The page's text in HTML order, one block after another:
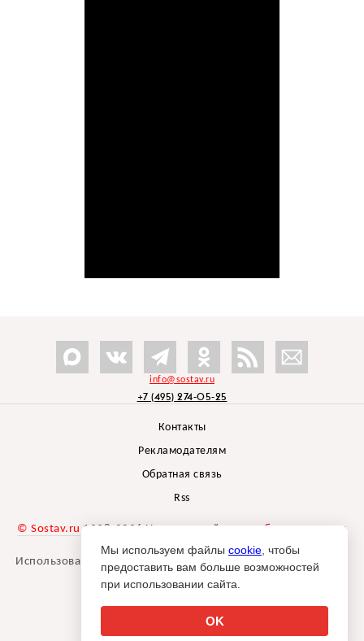
info@sostav.ru
+7 (495) 274-05-25
Контакты
Рекламодателям
Обратная связь
Rss
© Sostav.ru 1998-2026 Независимый проектбрендингового
агентства Depot
Использование материалов Sostav.ru допустимо только при
указании источника.
Мы используем файлы cookie , чтобы
предоставить вам больше возможностей
при использовании сайта.
OK